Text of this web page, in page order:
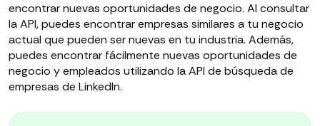
encontrar nuevas oportunidades de negocio. Al consultar
la API, puedes encontrar empresas similares a tu negocio
actual que pueden ser nuevas en tu industria. Además,
puedes encontrar fácilmente nuevas oportunidades de
negocio y empleados utilizando la API de búsqueda de
empresas de LinkedIn.